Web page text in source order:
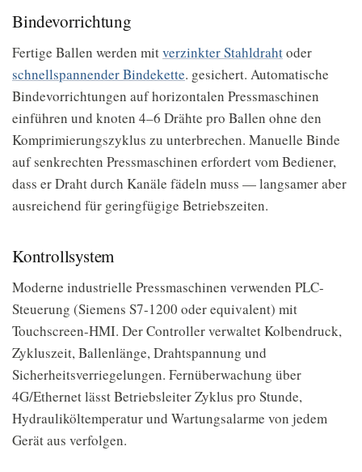
Bindevorrichtung
Fertige Ballen werden mitverzinkter Stahldrahtoder
schnellspannender Bindekette. gesichert. Automatische
Bindevorrichtungen auf horizontalen Pressmaschinen
einführen und knoten 4–6 Drähte pro Ballen ohne den
Komprimierungszyklus zu unterbrechen. Manuelle Binde
auf senkrechten Pressmaschinen erfordert vom Bediener,
dass er Draht durch Kanäle fädeln muss — langsamer aber
ausreichend für geringfügige Betriebszeiten.
Kontrollsystem
Moderne industrielle Pressmaschinen verwenden PLC-
Steuerung (Siemens S7-1200 oder equivalent) mit
Touchscreen-HMI. Der Controller verwaltet Kolbendruck,
Zykluszeit, Ballenlänge, Drahtspannung und
Sicherheitsverriegelungen. Fernüberwachung über
4G/Ethernet lässt Betriebsleiter Zyklus pro Stunde,
Hydrauliköltemperatur und Wartungsalarme von jedem
Gerät aus verfolgen.